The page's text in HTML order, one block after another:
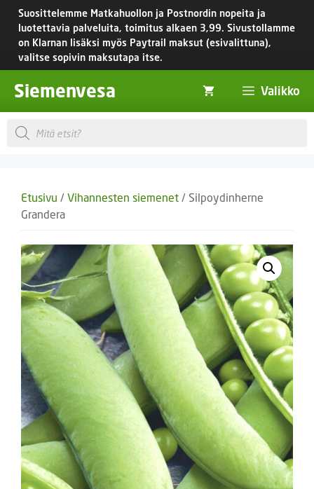
Siirry
sisältöön
Suosittelemme Matkahuollon ja Postnordin nopeita ja
luotettavia palveluita, toimitus alkaen 3,99. Sivustollamme
on Klarnan lisäksi myös Paytrail maksut (esivalittuna),
valitse sopivin maksutapa itse.
Siemenvesa Valikko
Products
search
Etusivu / Vihannesten siemenet / Silpoydinherne
Grandera